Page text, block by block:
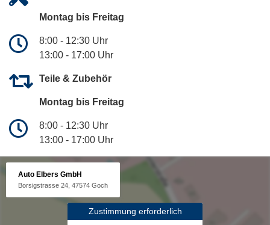
Montag bis Freitag
8:00 - 12:30 Uhr
13:00 - 17:00 Uhr
Teile & Zubehör
Montag bis Freitag
8:00 - 12:30 Uhr
13:00 - 17:00 Uhr
Auto Elbers GmbH
Borsigstrasse 24, 47574 Goch
Zustimmung erforderlich